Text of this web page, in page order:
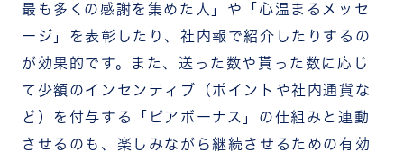
最も多くの感謝を集めた人」や「心温まるメッセ
ージ」を表彰したり、社内報で紹介したりするの
が効果的です。また、送った数や貰った数に応じ
て少額のインセンティブ（ポイントや社内通貨な
ど）を付与する「ピアボーナス」の仕組みと連動
させるのも、楽しみながら継続させるための有効